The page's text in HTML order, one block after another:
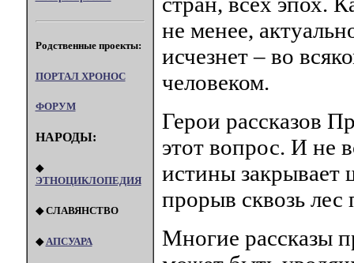
Родственные проекты:
ПОРТАЛ XPOHOC
ФОРУМ
НАРОДЫ:
◆
ЭТНОЦИКЛОПЕДИЯ
◆ СЛАВЯНСТВО
◆ АПСУАРА
не менее,
исчезнет – во
человеком.
Герои рассказов
этот вопрос. И не
истины закрывает
прорыв сквозь лес
Многие рассказы